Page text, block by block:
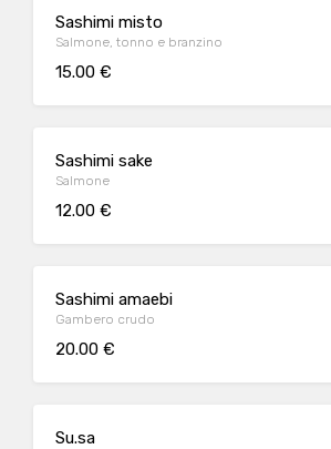
Sashimi misto
Salmone, tonno e branzino
15.00 €
Sashimi sake
Salmone
12.00 €
Sashimi amaebi
Gambero crudo
20.00 €
Su.sa